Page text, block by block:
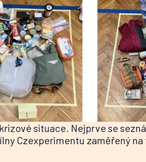
situace. Nejprve se
Czexperimentu zaměřený na